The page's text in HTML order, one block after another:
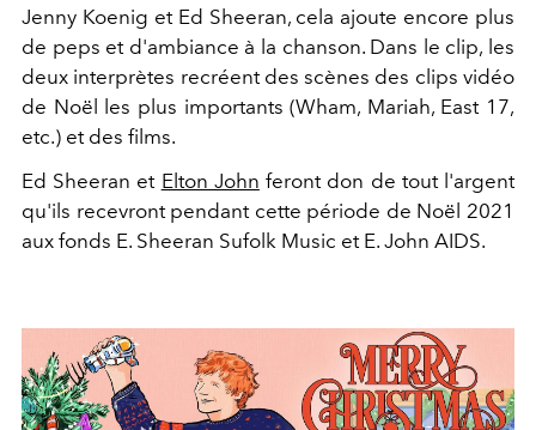
Jenny Koenig et Ed Sheeran, cela ajoute encore plus
de peps et d'ambiance à la chanson. Dans le clip, les
deux interprètes recréent des scènes des clips vidéo
de Noël les plus importants (Wham, Mariah, East 17,
etc.) et des films.
Ed Sheeran et Elton John feront don de tout l'argent
qu'ils recevront pendant cette période de Noël 2021
aux fonds E. Sheeran Sufolk Music et E. John AIDS.